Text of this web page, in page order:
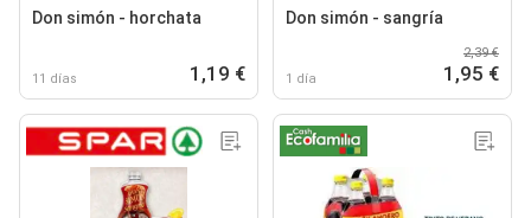
Don simón - horchata
11 días 1,19 €
Don simón - sangría
1 día
2,39 €
1,95 €